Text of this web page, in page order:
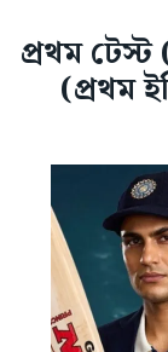
প্রথম টেস্ট
(প্রথম